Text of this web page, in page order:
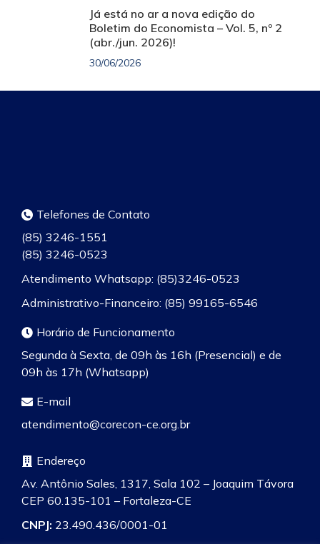
Já está no ar a nova edição do
Boletim do Economista – Vol. 5, nº 2
(abr./jun. 2026)!
30/06/2026
Telefones de Contato
(85) 3246-1551
(85) 3246-0523
Atendimento Whatsapp: (85)3246-0523
Administrativo-Financeiro: (85) 99165-6546
Horário de Funcionamento
Segunda à Sexta, de 09h às 16h (Presencial) e de
09h às 17h (Whatsapp)
E-mail
atendimento@corecon-ce.org.br
Endereço
Av. Antônio Sales, 1317, Sala 102 – Joaquim Távora
CEP 60.135-101 – Fortaleza-CE
CNPJ: 23.490.436/0001-01